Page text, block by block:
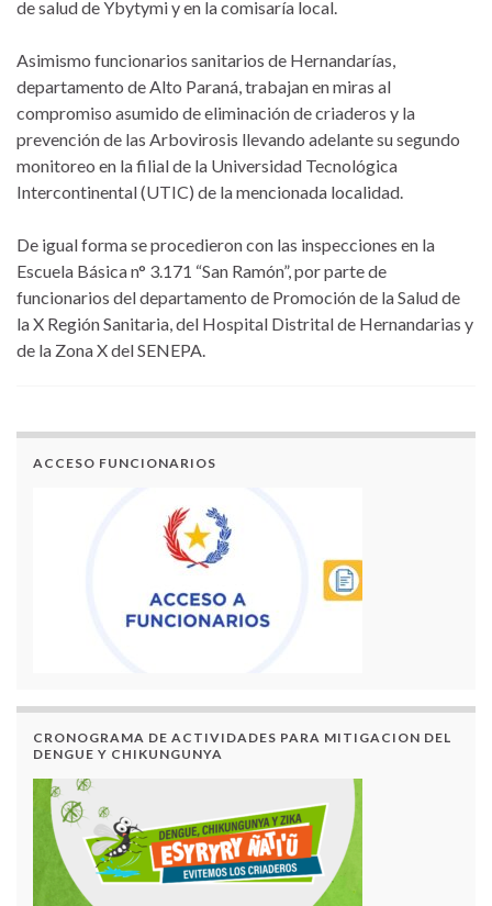
de salud de Ybytymi y en la comisaría local.
Asimismo funcionarios sanitarios de Hernandarías,
departamento de Alto Paraná, trabajan en miras al
compromiso asumido de eliminación de criaderos y la
prevención de las Arbovirosis llevando adelante su segundo
monitoreo en la filial de la Universidad Tecnológica
Intercontinental (UTIC) de la mencionada localidad.
De igual forma se procedieron con las inspecciones en la
Escuela Básica n° 3.171 “San Ramón”, por parte de
funcionarios del departamento de Promoción de la Salud de
la X Región Sanitaria, del Hospital Distrital de Hernandarias y
de la Zona X del SENEPA.
ACCESO FUNCIONARIOS
CRONOGRAMA DE ACTIVIDADES PARA MITIGACION DEL
DENGUE Y CHIKUNGUNYA